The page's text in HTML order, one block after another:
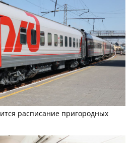
расписание пригородных